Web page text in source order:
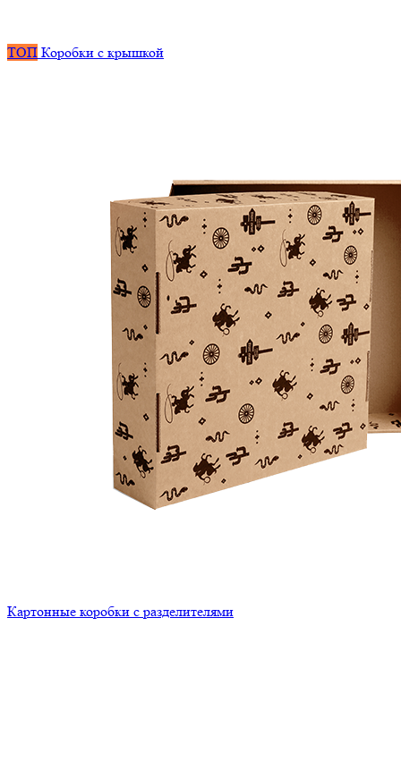
ТОП Коробки с крышкой
Картонные коробки с разделителями